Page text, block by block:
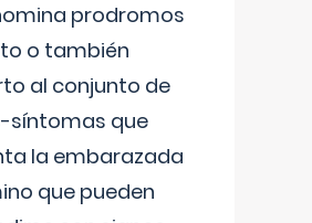
prodromos
o también
al conjunto de
síntomas que
la embarazada
que pueden